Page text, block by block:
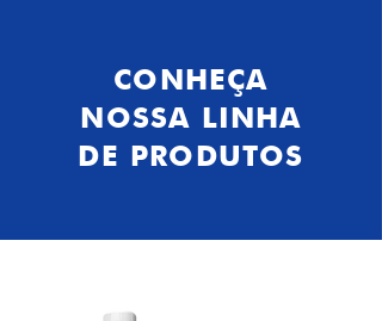
CONHEÇA
NOSSA LINHA
DE PRODUTOS